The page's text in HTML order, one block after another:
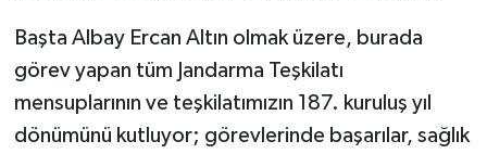
Başta Albay Ercan Altın olmak üzere, burada
görev yapan tüm Jandarma Teşkilatı
mensuplarının ve teşkilatımızın 187. kuruluş yıl
dönümünü kutluyor; görevlerinde başarılar, sağlık